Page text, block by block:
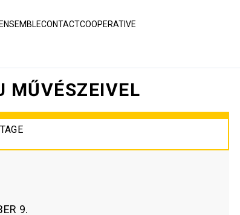
ENSEMBLECONTACTCOOPERATIVE
MŰVÉSZEIVEL
9.